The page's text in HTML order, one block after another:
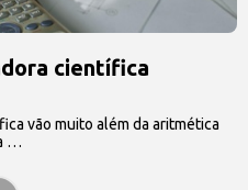
científica
vão muito além da aritmética
…